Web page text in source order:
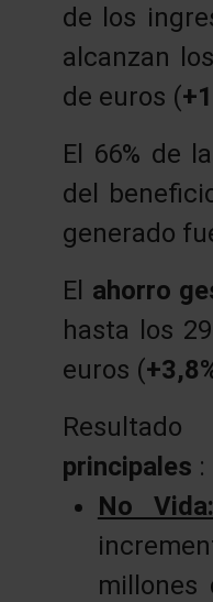
de los
alcanzan
de euros (
El 66% de
del
generado
El ahorro
hasta los
euros (
principales :
No
millones